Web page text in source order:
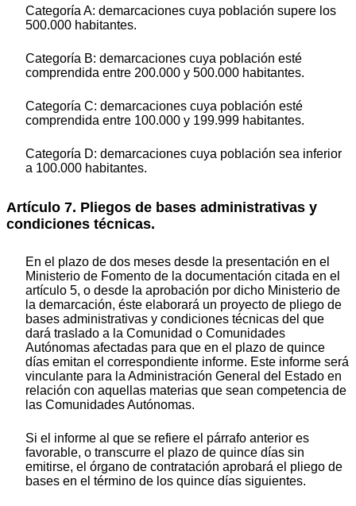
Categoría A: demarcaciones cuya población supere los
500.000 habitantes.
Categoría B: demarcaciones cuya población esté
comprendida entre 200.000 y 500.000 habitantes.
Categoría C: demarcaciones cuya población esté
comprendida entre 100.000 y 199.999 habitantes.
Categoría D: demarcaciones cuya población sea inferior
a 100.000 habitantes.
Artículo 7. Pliegos de bases administrativas y
condiciones técnicas.
En el plazo de dos meses desde la presentación en el
Ministerio de Fomento de la documentación citada en el
artículo 5, o desde la aprobación por dicho Ministerio de
la demarcación, éste elaborará un proyecto de pliego de
bases administrativas y condiciones técnicas del que
dará traslado a la Comunidad o Comunidades
Autónomas afectadas para que en el plazo de quince
días emitan el correspondiente informe. Este informe será
vinculante para la Administración General del Estado en
relación con aquellas materias que sean competencia de
las Comunidades Autónomas.
Si el informe al que se refiere el párrafo anterior es
favorable, o transcurre el plazo de quince días sin
emitirse, el órgano de contratación aprobará el pliego de
bases en el término de los quince días siguientes.